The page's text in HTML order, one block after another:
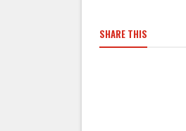
SHARE THIS